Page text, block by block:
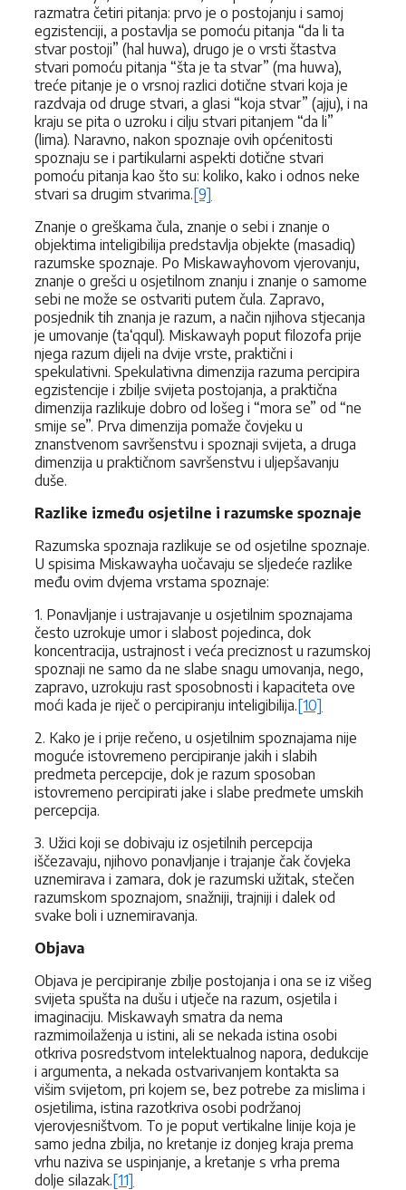
razmatra četiri pitanja: prvo je o postojanju i samoj
egzistenciji, a postavlja se pomoću pitanja “da li ta
stvar postoji” (hal huwa), drugo je o vrsti štastva
stvari pomoću pitanja “šta je ta stvar” (ma huwa),
treće pitanje je o vrsnoj razlici dotične stvari koja je
razdvaja od druge stvari, a glasi “koja stvar” (ajju), i na
kraju se pita o uzroku i cilju stvari pitanjem “da li”
(lima). Naravno, nakon spoznaje ovih općenitosti
spoznaju se i partikularni aspekti dotične stvari
pomoću pitanja kao što su: koliko, kako i odnos neke
stvari sa drugim stvarima.[9]
Znanje o greškama čula, znanje o sebi i znanje o
objektima inteligibilija predstavlja objekte (masadiq)
razumske spoznaje. Po Miskawayhovom vjerovanju,
znanje o grešci u osjetilnom znanju i znanje o samome
sebi ne može se ostvariti putem čula. Zapravo,
posjednik tih znanja je razum, a način njihova stjecanja
je umovanje (ta‘qqul). Miskawayh poput filozofa prije
njega razum dijeli na dvije vrste, praktični i
spekulativni. Spekulativna dimenzija razuma percipira
egzistencije i zbilje svijeta postojanja, a praktična
dimenzija razlikuje dobro od lošeg i “mora se” od “ne
smije se”. Prva dimenzija pomaže čovjeku u
znanstvenom savršenstvu i spoznaji svijeta, a druga
dimenzija u praktičnom savršenstvu i uljepšavanju
duše.
Razlike između osjetilne i razumske spoznaje
Razumska spoznaja razlikuje se od osjetilne spoznaje.
U spisima Miskawayha uočavaju se sljedeće razlike
među ovim dvjema vrstama spoznaje:
1. Ponavljanje i ustrajavanje u osjetilnim spoznajama
često uzrokuje umor i slabost pojedinca, dok
koncentracija, ustrajnost i veća preciznost u razumskoj
spoznaji ne samo da ne slabe snagu umovanja, nego,
zapravo, uzrokuju rast sposobnosti i kapaciteta ove
moći kada je riječ o percipiranju inteligibilija.[10]
2. Kako je i prije rečeno, u osjetilnim spoznajama nije
moguće istovremeno percipiranje jakih i slabih
predmeta percepcije, dok je razum sposoban
istovremeno percipirati jake i slabe predmete umskih
percepcija.
3. Užici koji se dobivaju iz osjetilnih percepcija
iščezavaju, njihovo ponavljanje i trajanje čak čovjeka
uznemirava i zamara, dok je razumski užitak, stečen
razumskom spoznajom, snažniji, trajniji i dalek od
svake boli i uznemiravanja.
Objava
Objava je percipiranje zbilje postojanja i ona se iz višeg
svijeta spušta na dušu i utječe na razum, osjetila i
imaginaciju. Miskawayh smatra da nema
razmimoilaženja u istini, ali se nekada istina osobi
otkriva posredstvom intelektualnog napora, dedukcije
i argumenta, a nekada ostvarivanjem kontakta sa
višim svijetom, pri kojem se, bez potrebe za mislima i
osjetilima, istina razotkriva osobi podržanoj
vjerovjesništvom. To je poput vertikalne linije koja je
samo jedna zbilja, no kretanje iz donjeg kraja prema
vrhu naziva se uspinjanje, a kretanje s vrha prema
dolje silazak.[11]